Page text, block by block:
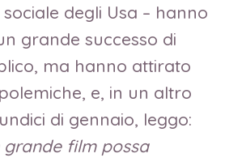
degli Usa – hanno
grande successo di
ma hanno attirato
e, in un altro
di gennaio, leggo:
grande film possa